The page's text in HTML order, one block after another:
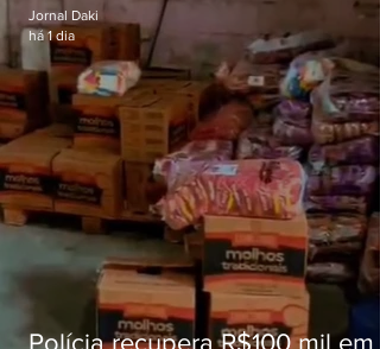
Polícia recupera R$100 mil em
Jornal Daki
há 1 dia